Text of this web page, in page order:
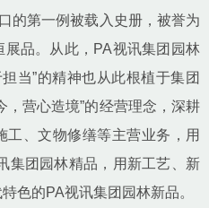
的第一例被载入史册，被誉为
品。从此，PA视讯集团园林
当”的精神也从此根植于集团
，营心造境”的经营理念，深耕
工、文物修缮等主营业务，用
集团园林精品，用新工艺、新
色的PA视讯集团园林新品。